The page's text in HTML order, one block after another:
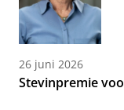
26 juni 2026
Stevinpremie